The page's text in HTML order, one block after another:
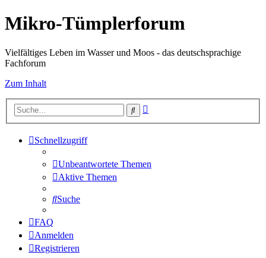
Mikro-Tümplerforum
Vielfältiges Leben im Wasser und Moos - das deutschsprachige
Fachforum
Zum Inhalt
Suche
Schnellzugriff
Unbeantwortete Themen
Aktive Themen
Suche
FAQ
Anmelden
Registrieren